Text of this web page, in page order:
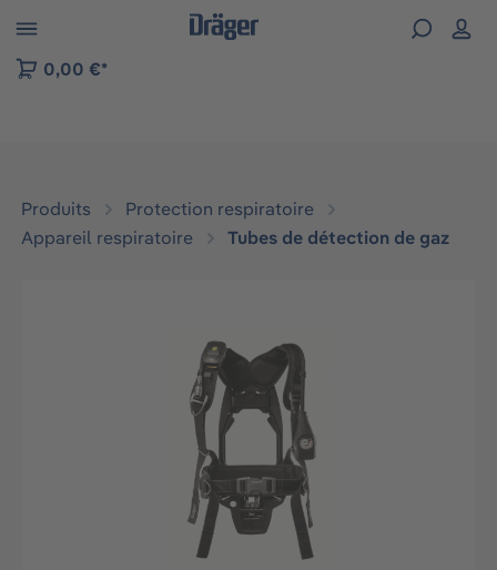
to B2B platform navigation
0,00 €*
Produits
Protection respiratoire
Appareil respiratoire
Tubes de détection de gaz
Ignorer la galerie d'images